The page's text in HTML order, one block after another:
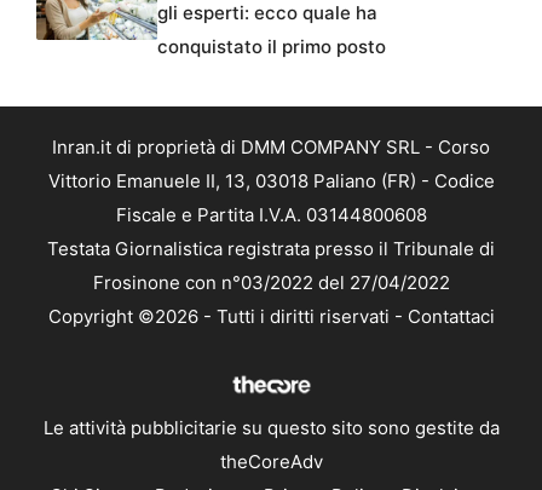
gli esperti: ecco quale ha
conquistato il primo posto
Inran.it di proprietà di DMM COMPANY SRL - Corso
Vittorio Emanuele II, 13, 03018 Paliano (FR) - Codice
Fiscale e Partita I.V.A. 03144800608
Testata Giornalistica registrata presso il Tribunale di
Frosinone con n°03/2022 del 27/04/2022
Copyright ©2026 - Tutti i diritti riservati - Contattaci
Le attività pubblicitarie su questo sito sono gestite da
theCoreAdv